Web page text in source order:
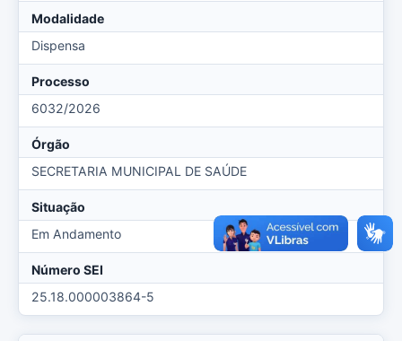
Modalidade
Dispensa
Processo
6032/2026
Órgão
SECRETARIA MUNICIPAL DE SAÚDE
Situação
Em Andamento
Número SEI
25.18.000003864-5